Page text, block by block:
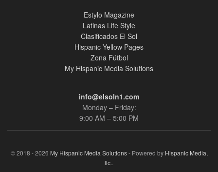
Estylo Magazine
Latinas Life Style
Clasificados El Sol
Hispanic Yellow Pages
Zona Fútbol
My Hispanic Media Solutions
info@elsoln1.com
Monday – Friday:
9:00 AM – 5:00 PM
© 2018 - 2026 My Hispanic Media Solutions- Powered by Hispanic Media,
llc..